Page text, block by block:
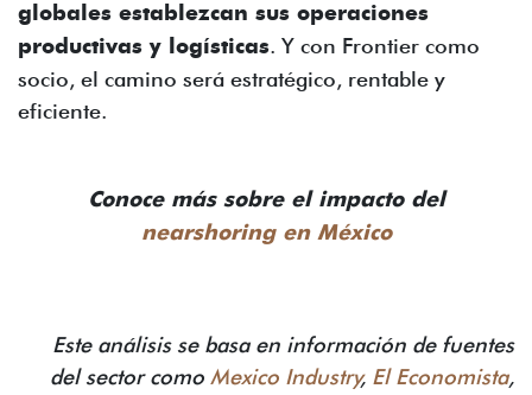
globales establezcan sus operaciones
productivas y logísticas. Y con Frontier como
socio, el camino será estratégico, rentable y
eficiente.
Conoce más sobre el impacto del
nearshoring en México
Este análisis se basa en información de fuentes
del sector como Mexico Industry, El Economista,